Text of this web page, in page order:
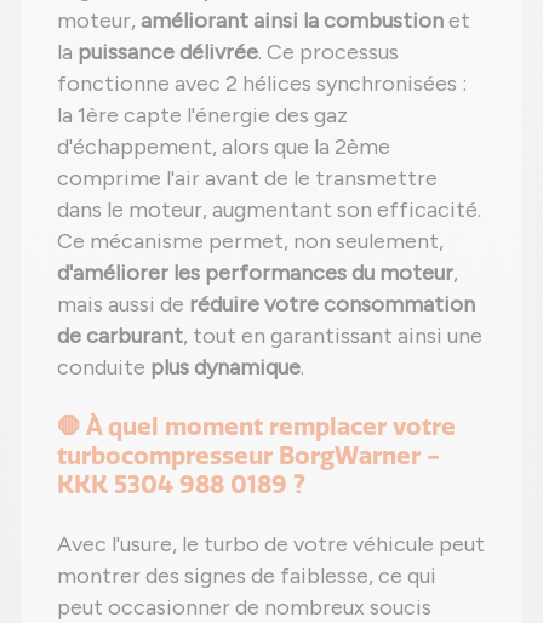
moteur, améliorant ainsi la combustionet
la puissance délivrée. Ce processus
fonctionne avec 2 hélices synchronisées :
la 1ère capte l'énergie des gaz
d'échappement, alors que la 2ème
comprime l'air avant de le transmettre
dans le moteur, augmentant son efficacité.
Ce mécanisme permet, non seulement,
d'améliorer les performances du moteur,
mais aussi de réduire votre consommation
de carburant, tout en garantissant ainsi une
conduite plus dynamique.
🛑 À quel moment remplacer votre
turbocompresseur BorgWarner -
KKK 5304 988 0189 ?
Avec l'usure, le turbo de votre véhicule peut
montrer des signes de faiblesse, ce qui
peut occasionner de nombreux soucis